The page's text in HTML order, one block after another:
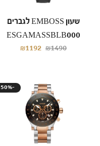
שעון EMBOSS לגברים
ESGAMASSBLB000
₪1192 ₪1490
50%-